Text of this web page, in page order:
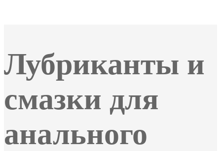
Лубриканты и
смазки для
анального